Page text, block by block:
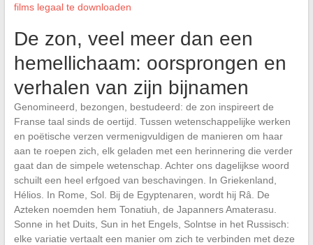
films legaal te downloaden
De zon, veel meer dan een
hemellichaam: oorsprongen en
verhalen van zijn bijnamen
Genomineerd, bezongen, bestudeerd: de zon inspireert de
Franse taal sinds de oertijd. Tussen wetenschappelijke werken
en poëtische verzen vermenigvuldigen de manieren om haar
aan te roepen zich, elk geladen met een herinnering die verder
gaat dan de simpele wetenschap. Achter ons dagelijkse woord
schuilt een heel erfgoed van beschavingen. In Griekenland,
Hélios. In Rome, Sol. Bij de Egyptenaren, wordt hij Râ. De
Azteken noemden hem Tonatiuh, de Japanners Amaterasu.
Sonne in het Duits, Sun in het Engels, Solntse in het Russisch:
elke variatie vertaalt een manier om zich te verbinden met deze